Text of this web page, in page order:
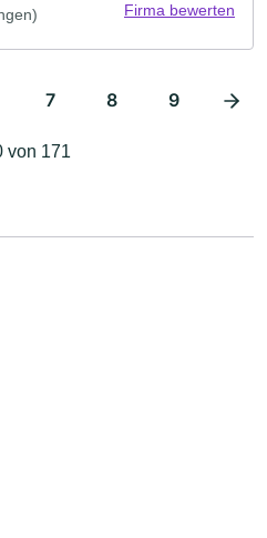
Firma bewerten
7 8 9
von 171